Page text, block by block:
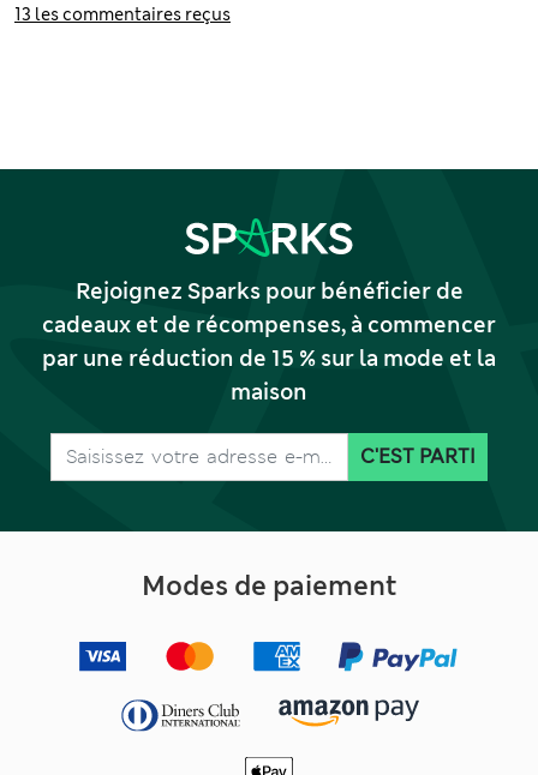
13 les commentaires reçus
densité de tissage
Rejoignez Sparks pour bénéficier de
cadeaux et de récompenses, à commencer
par une réduction de 15 % sur la mode et la
maison
C'EST PARTI
Modes de paiement